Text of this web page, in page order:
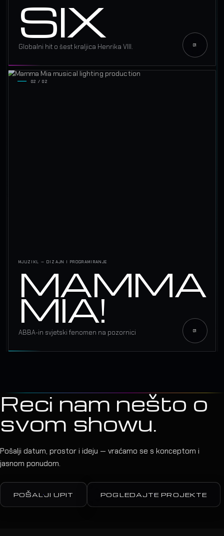
SIX
Globalni hit o šest kraljica Henrika VIII.
02 / 02
MJUZIKL — DIZAJN I PROGRAMIRANJE
MAMMA
MIA!
ABBA-in svjetski fenomen na pozornici
Reci nam nešto o
svom showu.
Pošalji datum, prostor i ideju — vraćamo se s konceptom i
jasnom ponudom.
POŠALJI UPIT POGLEDAJTE PROJEKTE